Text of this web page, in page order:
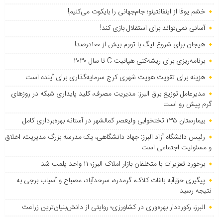
خشم یوفا از اینفانتینو؛ جام‌جهانی را بایکوت می‌کنیم!
آسانی نمی‌تواند برای استقلال بازی کند!
هیجان برای شروع لیگ با تورم بیش از ۱۰۰درصد!
برنامه‌ریزی برای ریشه‌کنی هپاتیت C تا سال ۲۰۳۰
هزینه برای تقویت هویت شهری کرج سرمایه‌گذاری برای آینده است
مدیرعامل توزیع برق البرز: مدیریت مصرف، کلید پایداری شبکه در روزهای
گرم پیش رو است
بیمارستان ۱۳۵ تختخوابی ولیعصر کمالشهر در آستانه بهره‌برداری کامل
رئیس دانشگاه آزاد البرز: جهاد دانشگاهی، یک مدرسه بزرگ مدیریت، اخلاق
و مسئولیت اجتماعی است
برخورد تعزیرات با متخلفان بازار املاک البرز؛ ۱۱ واحد پلمب شد
پیگیری حق‌آبه باغات کلاک، گرمدره، سرحدآباد، مصباح و آسیاب برجی به
نتیجه رسید
البرز، رکورددار بهره‌وری در کشاورزی؛ روایتی از دانش‌بنیان‌ترین زراعت